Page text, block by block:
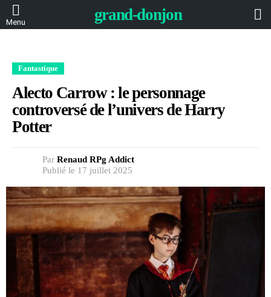
Menu grand-donjon
Fantastique
Alecto Carrow : le personnage
controversé de l’univers de Harry
Potter
Par Renaud RPg Addict
Publié le 17 juillet 2025